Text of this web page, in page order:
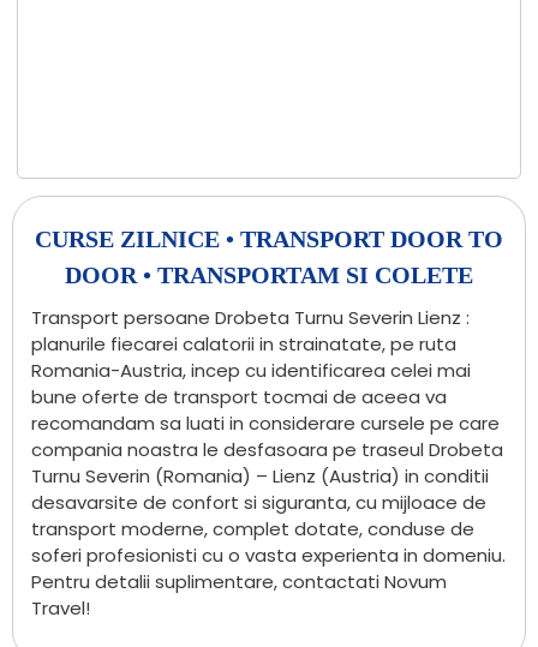
CURSE ZILNICE • TRANSPORT DOOR TO
DOOR • TRANSPORTAM SI COLETE
Transport persoane Drobeta Turnu Severin Lienz :
planurile fiecarei calatorii in strainatate, pe ruta
Romania-Austria, incep cu identificarea celei mai
bune oferte de transport tocmai de aceea va
recomandam sa luati in considerare cursele pe care
compania noastra le desfasoara pe traseul Drobeta
Turnu Severin (Romania) – Lienz (Austria) in conditii
desavarsite de confort si siguranta, cu mijloace de
transport moderne, complet dotate, conduse de
soferi profesionisti cu o vasta experienta in domeniu.
Pentru detalii suplimentare, contactati Novum
Travel!